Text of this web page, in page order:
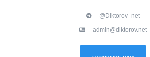
@Diktorov_net
admin@diktorov.net